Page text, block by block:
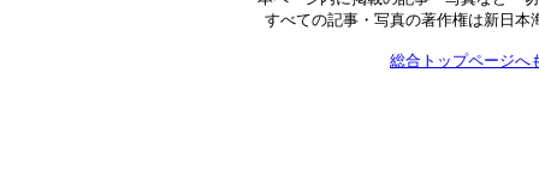
すべての記事・写真の著作権は新日本
総合トップページへ